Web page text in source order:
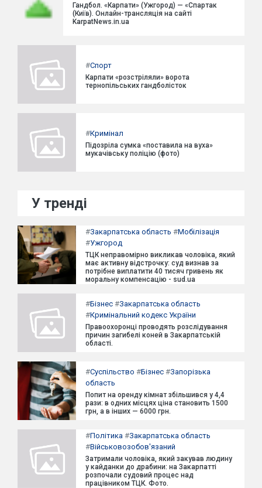
Гандбол. «Карпати» (Ужгород) — «Спартак
(Київ). Онлайн-трансляція на сайті
KarpatNews.in.ua
#Спорт
Карпати «розстріляли» ворота
тернопільських гандболісток
#Кримінал
Підозріла сумка «поставила на вуха»
мукачівську поліцію (фото)
У тренді
#Закарпатська область #Мобілізація
#Ужгород
ТЦК неправомірно викликав чоловіка, який
має активну відстрочку: суд визнав за
потрібне виплатити 40 тисяч гривень як
моральну компенсацію - sud.ua
#Бізнес #Закарпатська область
#Кримінальний кодекс України
Правоохоронці проводять розслідування
причин загибелі коней в Закарпатській
області.
#Суспільство #Бізнес #Запорізька
область
Попит на оренду кімнат збільшився у 4,4
рази: в одних місцях ціна становить 1500
грн, а в інших — 6000 грн.
#Політика #Закарпатська область
#Військовозобов'язаний
Затримали чоловіка, який закував людину
у кайданки до драбини: на Закарпатті
розпочали судовий процес над
працівником ТЦК. Фото.